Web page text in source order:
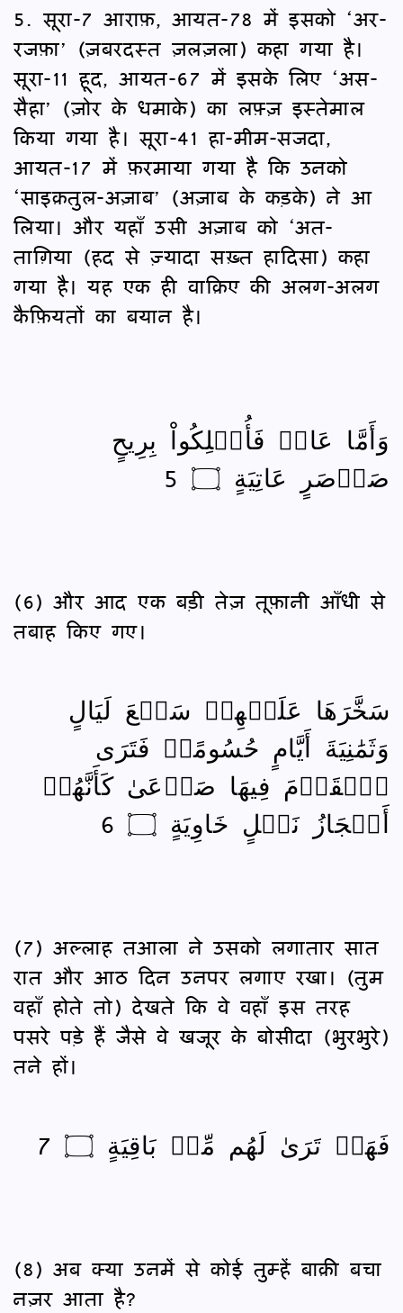
5. सूरा-7 आराफ़, आयत-78 में इसको ‘अर-
रजफ़ा’ (ज़बरदस्त ज़लज़ला) कहा गया है।
सूरा-11 हूद, आयत-67 में इसके लिए ‘अस-
सैहा’ (ज़ोर के धमाके) का लफ़्ज़ इस्तेमाल
किया गया है। सूरा-41 हा-मीम-सजदा,
आयत-17 में फ़रमाया गया है कि उनको
‘साइक़तुल-अज़ाब’ (अज़ाब के कड़के) ने आ
लिया। और यहाँ उसी अज़ाब को ‘अत-
ताग़िया (हद से ज़्यादा सख़्त हादिसा) कहा
गया है। यह एक ही वाक़िए की अलग-अलग
कैफ़ियतों का बयान है।
وَأَمَّا عَادٞ فَأُهۡلِكُواْ بِرِيحٍ
صَرۡصَرٍ عَاتِيَةٍ ۝ 5
(6) और आद एक बड़ी तेज़ तूफ़ानी आँधी से
तबाह किए गए।
سَخَّرَهَا عَلَيۡهِمۡ سَبۡعَ لَيَالٍ
وَثَمَٰنِيَةَ أَيَّامٍ حُسُومًاۖ فَتَرَى
ٱلۡقَوۡمَ فِيهَا صَرۡعَىٰ كَأَنَّهُمۡ
أَعۡجَازُ نَخۡلٍ خَاوِيَةٍ ۝ 6
(7) अल्लाह तआला ने उसको लगातार सात
रात और आठ दिन उनपर लगाए रखा। (तुम
वहाँ होते तो) देखते कि वे वहाँ इस तरह
पसरे पड़े हैं जैसे वे खजूर के बोसीदा (भुरभुरे)
तने हों।
فَهَلۡ تَرَىٰ لَهُم مِّنۢ بَاقِيَةٍ ۝ 7
(8) अब क्या उनमें से कोई तुम्हें बाक़ी बचा
नज़र आता है?